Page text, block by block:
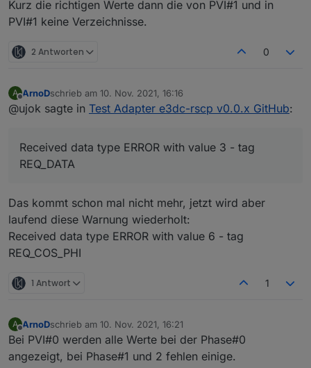
upload [6] e3dc-rscp.admin /opt/iobroker/
upload [5] e3dc-rscp.admin /opt/iobroker/
upload [3] e3dc-rscp.admin /opt/iobroker/
upload [1] e3dc-rscp.admin /opt/iobroker/
Kurz die richtigen Werte dann die von PVI#1 und in
PVI#1 keine Verzeichnisse.
2 Antworten 0
A
Offline
ArnoDschrieb am 10. Nov. 2021, 16:16
zuletzt editiert von
@ujok sagte in Test Adapter e3dc-rscp v0.0.x GitHub:
Received data type ERROR with value 3 - tag
REQ_DATA
Das kommt schon mal nicht mehr, jetzt wird aber
laufend diese Warnung wiederholt:
Received data type ERROR with value 6 - tag
REQ_COS_PHI
1 Antwort 1
A
Offline
ArnoDschrieb am 10. Nov. 2021, 16:21
zuletzt editiert von
Bei PVI#0 werden alle Werte bei der Phase#0
angezeigt, bei Phase#1 und 2 fehlen einige.